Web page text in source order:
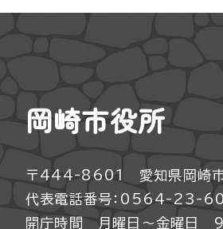
岡崎市役所
〒444-8601 愛知県岡崎市
代表電話番号：0564-23-
開庁時間 月曜日～金曜日